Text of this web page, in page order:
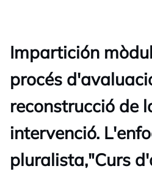
Impartición
procés
reconstrucció de
intervenció.
pluralista,"Curs